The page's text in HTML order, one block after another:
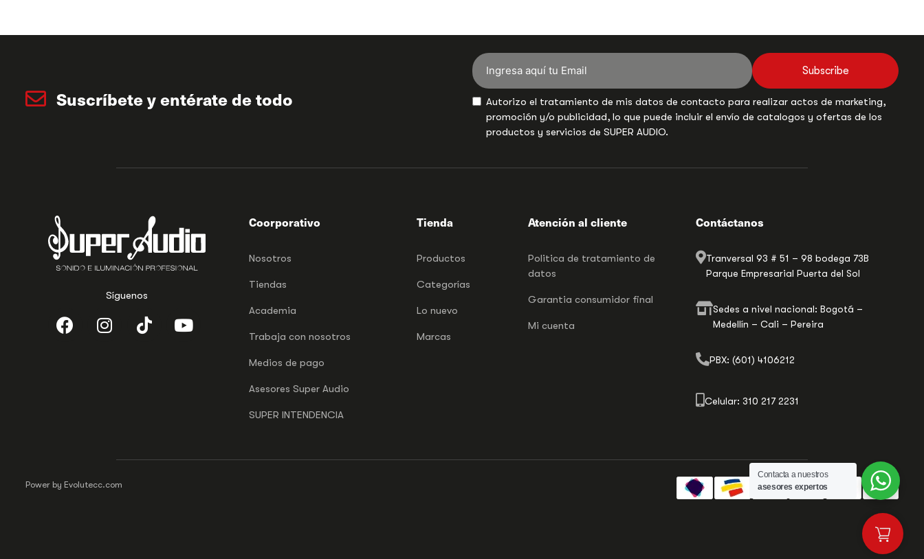
Suscríbete y entérate de todo
Subscribe
Autorizo el tratamiento de mis datos de contacto para realizar actos de marketing,
promoción y/o publicidad, lo que puede incluir el envío de catalogos y ofertas de los
productos y servicios de SUPER AUDIO.
Síguenos
Coorporativo
Nosotros
Tiendas
Academia
Trabaja con nosotros
Medios de pago
Asesores Super Audio
SUPER INTENDENCIA
Tienda
Productos
Categorías
Lo nuevo
Marcas
Atención al cliente
Politica de tratamiento de
datos
Garantia consumidor final
Mi cuenta
Contáctanos
Tranversal 93 # 51 – 98 bodega 73B
Parque Empresarial Puerta del Sol
Sedes a nivel nacional: Bogotá –
Medellín – Cali – Pereira
PBX: (601) 4106212
Celular: 310 217 2231
Power by Evolutecc.com
Contacta a nuestros
asesores expertos